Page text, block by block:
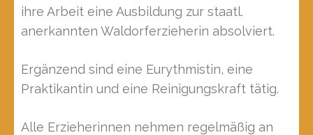
ihre Arbeit eine Ausbildung zur staatl.
anerkannten Waldorferzieherin absolviert.
Ergänzend sind eine Eurythmistin, eine
Praktikantin und eine Reinigungskraft tätig.
Alle Erzieherinnen nehmen regelmäßig an